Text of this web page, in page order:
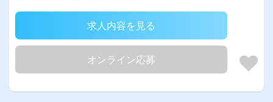
求人内容を見る
オンライン応募